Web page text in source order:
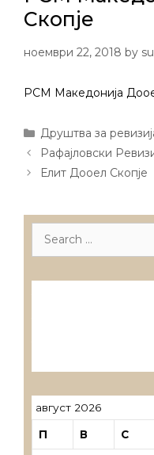
Скопје
ноември 22, 2018 by
РСМ Македонија
Categories
Друштва за
Post
navigation
Рафајловски
Елит Дооел Скопје
Search
август 2026
П В С